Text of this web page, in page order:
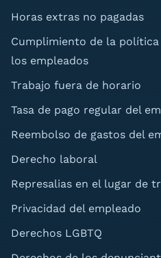
Horas extras no pagadas
Cumplimiento de la
los empleados
Trabajo fuera de horario
Tasa de pago regular del
Reembolso de gastos del
Derecho laboral
Represalias en el lugar de
Privacidad del empleado
Derechos LGBTQ